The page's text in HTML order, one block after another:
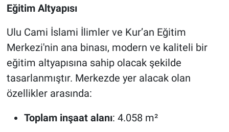
Eğitim Altyapısı
Ulu Cami İslami İlimler ve Kur’an Eğitim
Merkezi'nin ana binası, modern ve kaliteli bir
eğitim altyapısına sahip olacak şekilde
tasarlanmıştır. Merkezde yer alacak olan
özellikler arasında:
Toplam inşaat alanı: 4.058 m²